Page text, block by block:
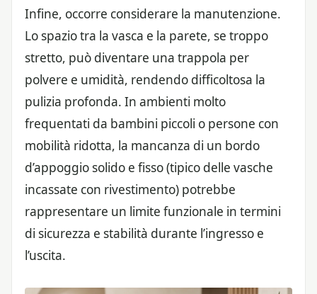
Infine, occorre considerare la manutenzione.
Lo spazio tra la vasca e la parete, se troppo
stretto, può diventare una trappola per
polvere e umidità, rendendo difficoltosa la
pulizia profonda. In ambienti molto
frequentati da bambini piccoli o persone con
mobilità ridotta, la mancanza di un bordo
d’appoggio solido e fisso (tipico delle vasche
incassate con rivestimento) potrebbe
rappresentare un limite funzionale in termini
di sicurezza e stabilità durante l’ingresso e
l’uscita.